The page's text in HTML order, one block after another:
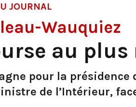
JOURNAL
Wauquiez
au
pour la
de l’Intérieur,